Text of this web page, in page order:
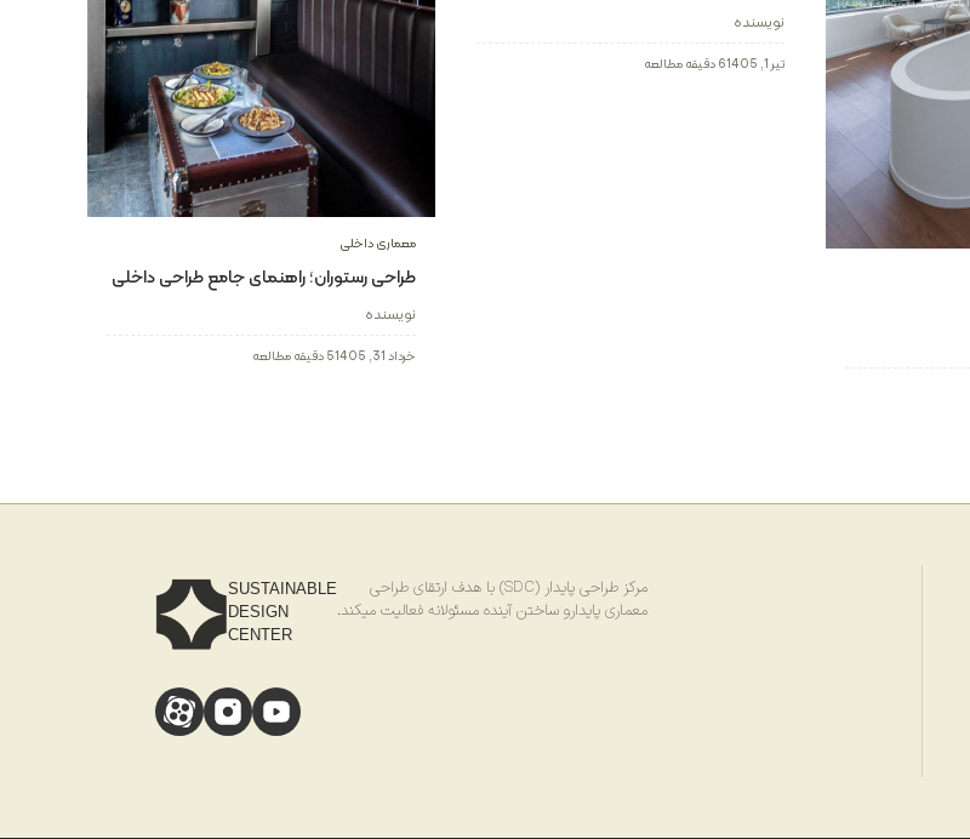
استانداردها و طراحی داخلی هتل
نویسنده
تیر 1, 1405 6 دقیقه مطالعه
معماری داخلی
طراحی رستوران؛ راهنمای جامع طراحی داخلی
رستوران مدرن و لوکس
نویسنده
خرداد 31, 1405 5 دقیقه مطالعه
مرکز طراحی پایدار (SDC) با هدف ارتقای طراحی
معماری پایدارو ساختن آینده مسئولانه فعالیت میکند.
SUSTAINABLE
DESIGN
CENTER